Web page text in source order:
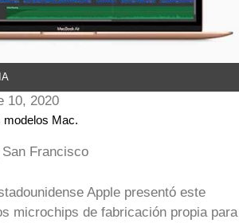
10, 2020
modelos Mac.
San Francisco
Apple presentó este
microchips de fabricación propia para